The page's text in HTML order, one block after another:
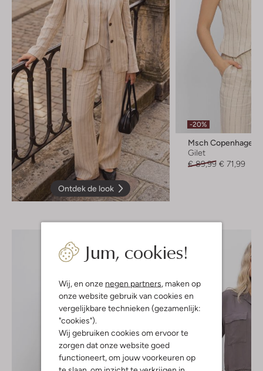
Jum, cookies!
Wij, en onze negen partners, maken op
onze website gebruik van cookies en
vergelijkbare technieken (gezamenlijk:
"cookies").
Wij gebruiken cookies om ervoor te
zorgen dat onze website goed
functioneert, om jouw voorkeuren op
Ontdek de look
-20%
Msch Copenhagen
Gilet
€ 89,99 € 71,99